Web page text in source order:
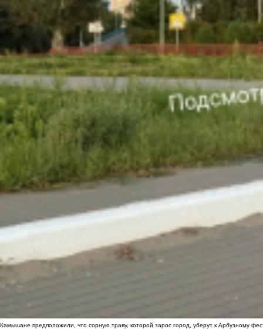
Камышане предположили, что сорную траву, которой зарос город, уберут к Арбузному